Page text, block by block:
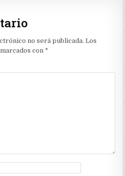
no será publicada. Los
con *